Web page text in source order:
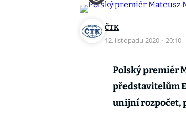
ČTK
12. listopadu 2020 · 20:10
Polský premiér
představitelům
unijní rozpočet,